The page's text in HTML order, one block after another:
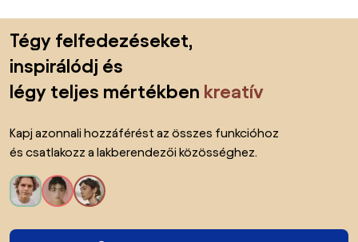
Tégy felfedezéseket,
inspirálódj és
légy teljes mértékben kreatív
Kapj azonnali hozzáférést az összes funkcióhoz
és csatlakozz a lakberendezői közösséghez.